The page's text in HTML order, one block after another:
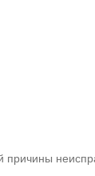
причины